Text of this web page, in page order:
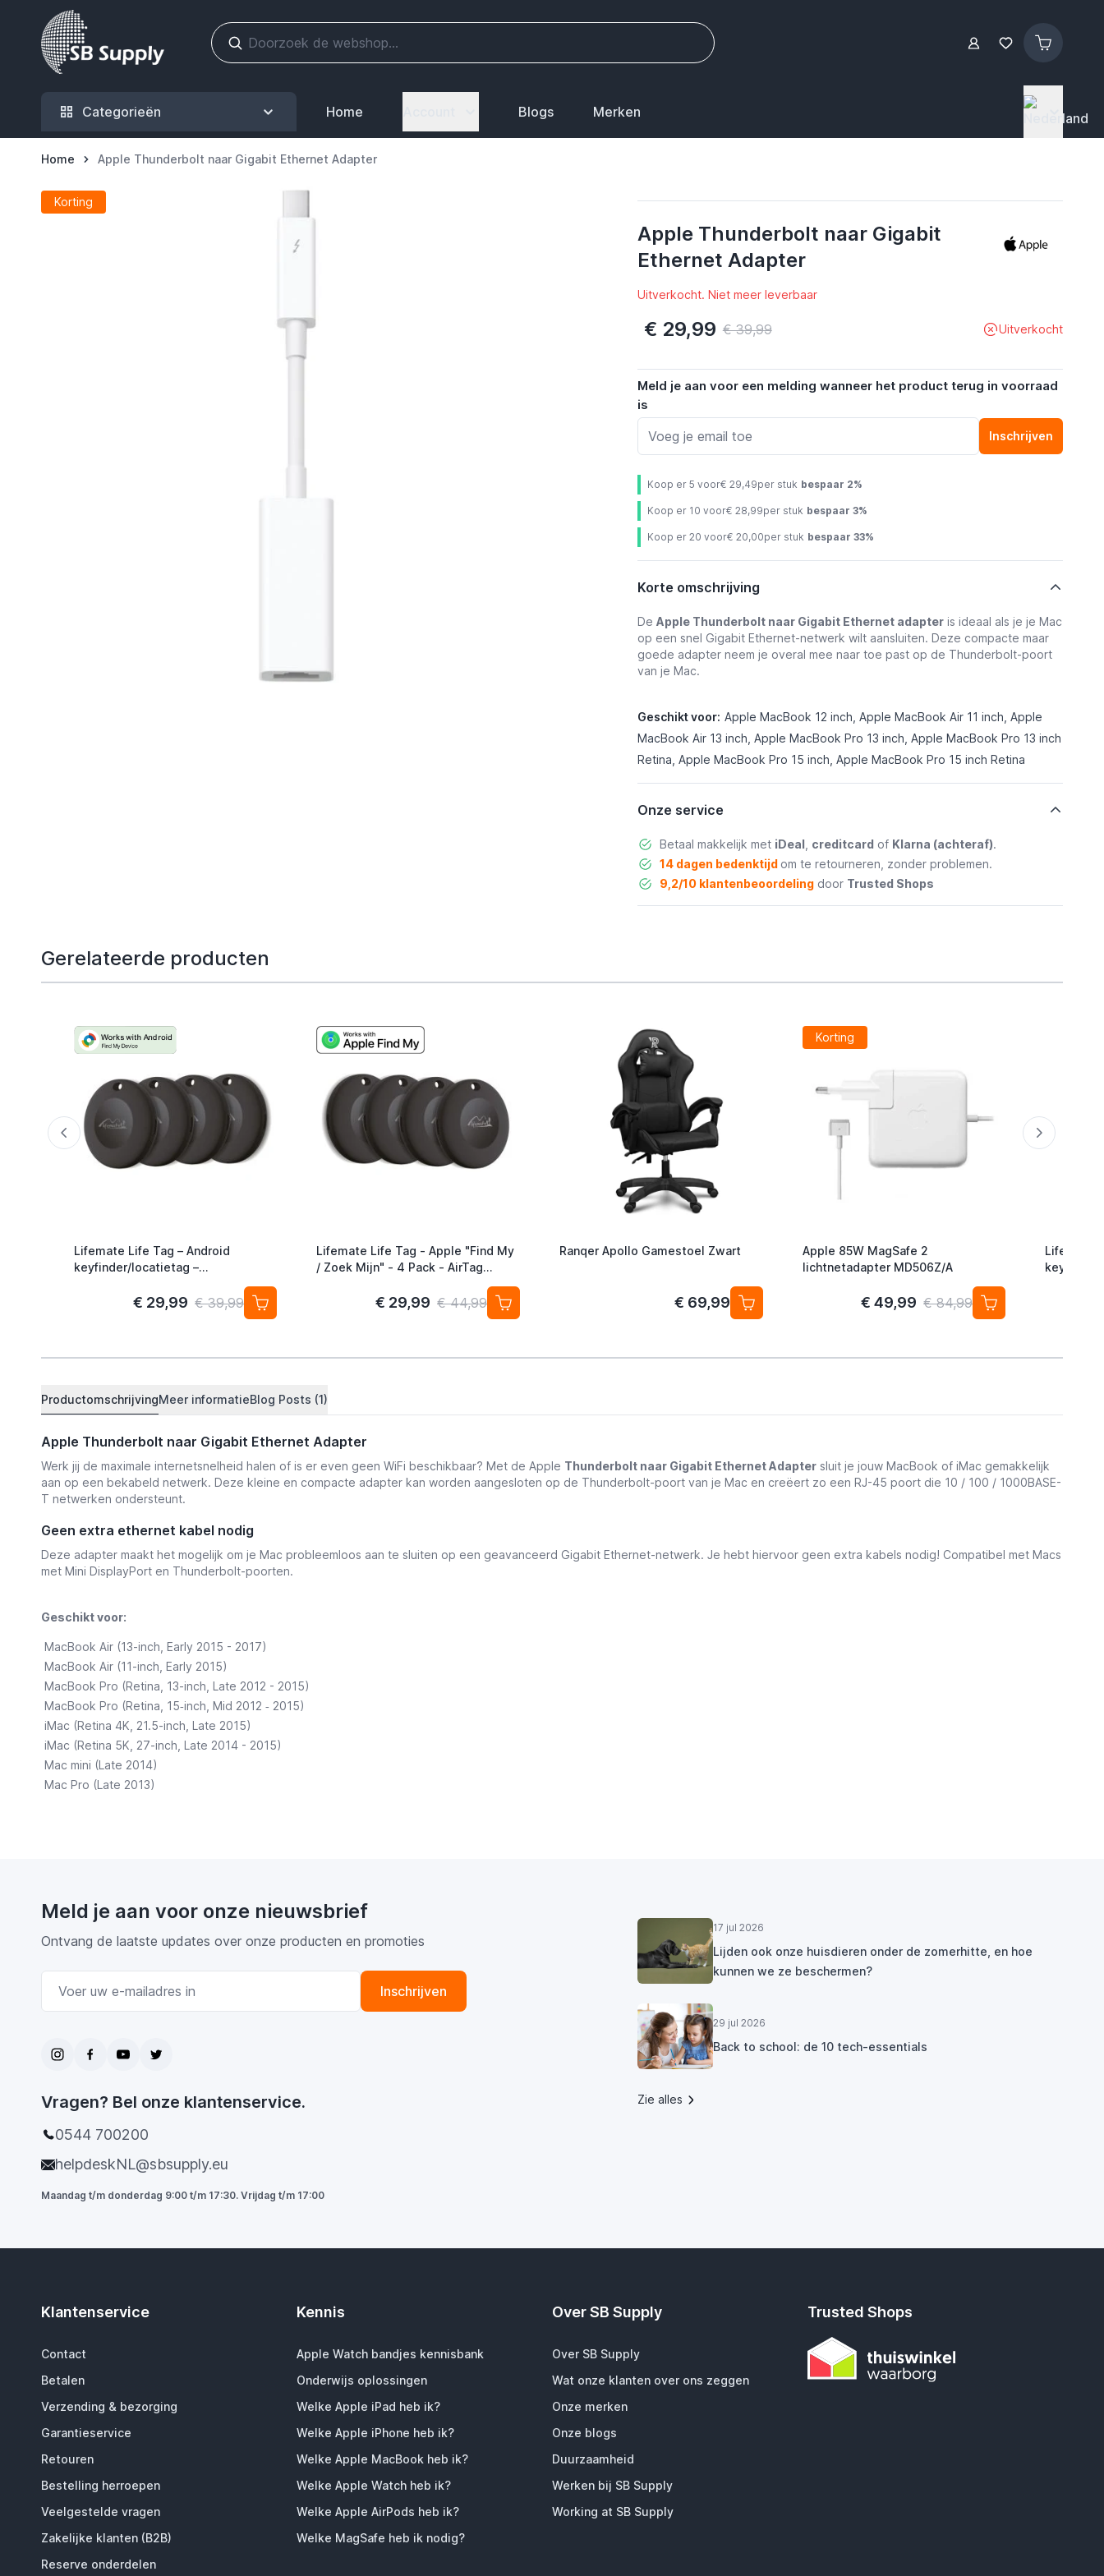
Ga naar de inhoud
Categorieën Home Blogs Merken
Home Apple Thunderbolt naar Gigabit Ethernet Adapter
Korting
Apple Thunderbolt naar Gigabit
Ethernet Adapter
Uitverkocht. Niet meer leverbaar
€ 29,99 € 39,99 Uitverkocht
Meld je aan voor een melding wanneer het product terug in voorraad
is
Inschrijven
Koop er 5 voor€ 29,49per stuk bespaar 2%
Koop er 10 voor€ 28,99per stuk bespaar 3%
Koop er 20 voor€ 20,00per stuk bespaar 33%
Korte omschrijving
De Apple Thunderbolt naar Gigabit Ethernet adapteris ideaal als je je Mac
op een snel Gigabit Ethernet-netwerk wilt aansluiten. Deze compacte maar
goede adapter neem je overal mee naar toe past op de Thunderbolt-poort
van je Mac.
Geschikt voor: Apple MacBook 12 inch, Apple MacBook Air 11 inch, Apple
MacBook Air 13 inch, Apple MacBook Pro 13 inch, Apple MacBook Pro 13 inch
Retina, Apple MacBook Pro 15 inch, Apple MacBook Pro 15 inch Retina
Onze service
Betaal makkelijk met iDeal creditcard of Klarna (achteraf).
14 dagen bedenktijd om te retourneren, zonder problemen.
9,2/10 klantenbeoordelingdoor Trusted Shops
Gerelateerde producten
Lifemate Life Tag – Android
keyfinder/locatietag –
Android/Google Find My Device –
€ 29,99 € 39,99
Lifemate Life Tag - Apple "Find My
/ Zoek Mijn" - 4 Pack - AirTag
€ 29,99 € 44,99
Ranqer Apollo Gamestoel Zwart
€ 69,99
Korting
Apple 85W MagSafe 2
lichtnetadapter MD506Z/A
€ 49,99 € 84,99
Lifemate
ProductomschrijvingMeer informatieBlog Posts (1)
Apple Thunderbolt naar Gigabit Ethernet Adapter
Werk jij de maximale internetsnelheid halen of is er even geen WiFi beschikbaar? Met de Apple Thunderbolt naar Gigabit Ethernet Adaptersluit je jouw MacBook of iMac gemakkelijk
aan op een bekabeld netwerk. Deze kleine en compacte adapter kan worden aangesloten op de Thunderbolt-poort van je Mac en creëert zo een RJ-45 poort die 10 / 100 / 1000BASE-
T netwerken ondersteunt.
Geen extra ethernet kabel nodig
Deze adapter maakt het mogelijk om je Mac probleemloos aan te sluiten op een geavanceerd Gigabit Ethernet-netwerk. Je hebt hiervoor geen extra kabels nodig! Compatibel met Macs
met Mini DisplayPort en Thunderbolt-poorten.
Geschikt voor:
MacBook Air (13-inch, Early 2015 - 2017)
MacBook Air (11-inch, Early 2015)
MacBook Pro (Retina, 13-inch, Late 2012 - 2015)
MacBook Pro (Retina, 15‑inch, Mid 2012 ‑ 2015)
iMac (Retina 4K, 21.5-inch, Late 2015)
iMac (Retina 5K, 27-inch, Late 2014 - 2015)
Mac mini (Late 2014)
Mac Pro (Late 2013)
Meld je aan voor onze nieuwsbrief
Ontvang de laatste updates over onze producten en promoties
Inschrijven
Vragen? Bel onze klantenservice.
0544 700200
helpdeskNL@sbsupply.eu
Maandag t/m donderdag 9:00 t/m 17:30. Vrijdag t/m 17:00
17 jul 2026
Lijden ook onze huisdieren onder de zomerhitte, en hoe
kunnen we ze beschermen?
29 jul 2026
Back to school: de 10 tech-essentials
Zie alles
Klantenservice
Contact
Betalen
Verzending & bezorging
Garantieservice
Retouren
Bestelling herroepen
Veelgestelde vragen
Zakelijke klanten (B2B)
Reserve onderdelen
Kennis
Apple Watch bandjes kennisbank
Onderwijs oplossingen
Welke Apple iPad heb ik?
Welke Apple iPhone heb ik?
Welke Apple MacBook heb ik?
Welke Apple Watch heb ik?
Welke Apple AirPods heb ik?
Welke MagSafe heb ik nodig?
Over SB Supply
Over SB Supply
Wat onze klanten over ons zeggen
Onze merken
Onze blogs
Duurzaamheid
Werken bij SB Supply
Working at SB Supply
Trusted Shops